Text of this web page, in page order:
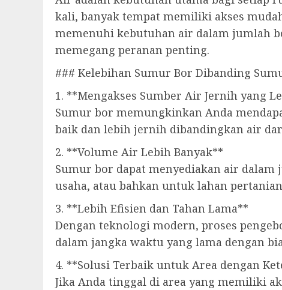
kali, banyak tempat memiliki akses
memenuhi kebutuhan air dalam jumlah
memegang peranan penting.
### Kelebihan Sumur Bor Dibanding
1. **Mengakses Sumber Air Jernih yang
Sumur bor memungkinkan Anda
baik dan lebih jernih dibandingkan air
2. **Volume Air Lebih Banyak**
Sumur bor dapat menyediakan air
usaha, atau bahkan untuk lahan
3. **Lebih Efisien dan Tahan Lama**
Dengan teknologi modern, proses
dalam jangka waktu yang lama dengan
4. **Solusi Terbaik untuk Area dengan
Jika Anda tinggal di area yang memiliki